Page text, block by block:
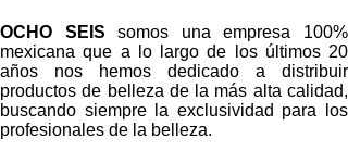
OCHO SEIS somos una empresa 100%
mexicana que a lo largo de los últimos 20
años nos hemos dedicado a distribuir
productos de belleza de la más alta calidad,
buscando siempre la exclusividad para los
profesionales de la belleza.